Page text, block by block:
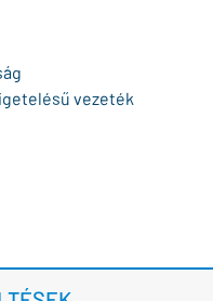
vezeték